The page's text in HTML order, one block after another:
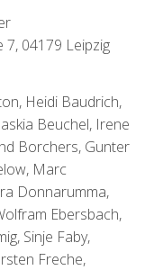
7, 04179 Leipzig
Heidi Baudrich,
Beuchel, Irene
Borchers, Gunter
Marc
Donnarumma,
Ebersbach,
Sinje Faby,
Freche,